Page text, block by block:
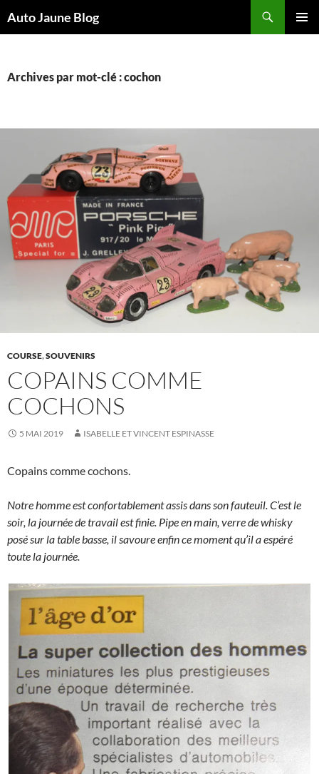
Auto Jaune Blog
Archives par mot-clé : cochon
COURSE,SOUVENIRS
COPAINS COMME
COCHONS
5 MAI 2019 ISABELLE ET VINCENT ESPINASSE
Copains comme cochons.
Notre homme est confortablement assis dans son fauteuil. C’est le
soir, la journée de travail est finie. Pipe en main, verre de whisky
posé sur la table basse, il savoure enfin ce moment qu’il a espéré
toute la journée.